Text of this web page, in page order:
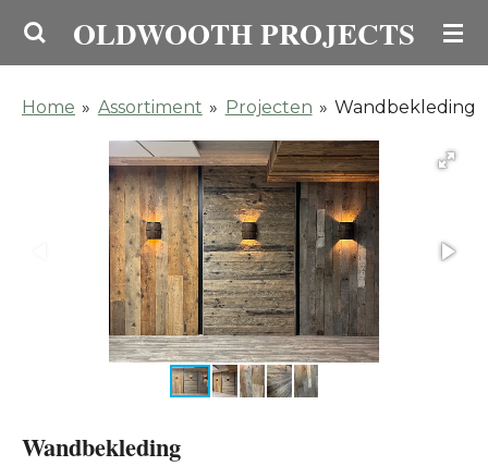
Ga
de
hoofdinhoud
OLDWOOTH PROJECTS
Home » Assortiment » Projecten » Wandbekleding
Wandbekleding